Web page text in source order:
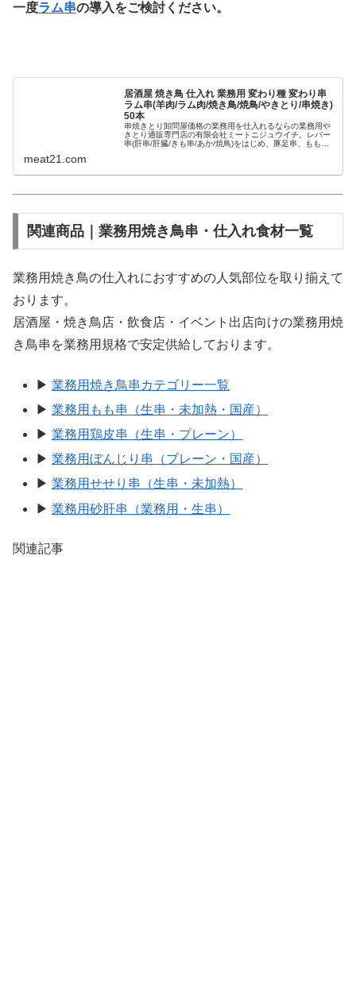
一度ラム串の導入をご検討ください。
居酒屋 焼き鳥 仕入れ 業務用 変わり種 変わり串
ラム串(羊肉/ラム肉/焼き鳥/焼鳥/やきとり/串焼き)
50本
串焼きとり卸問屋価格の業務用を仕入れるならの業務用や
きとり通販専門店の有限会社ミートニジュウイチ。レバー
串(肝串/肝臓/きも串/あか/焼鳥)をはじめ、豚足串、もも串
meat21.com
関連商品｜業務用焼き鳥串・仕入れ食材一覧
業務用焼き鳥の仕入れにおすすめの人気部位を取り揃えて
おります。
居酒屋・焼き鳥店・飲食店・イベント出店向けの業務用焼
き鳥串を業務用規格で安定供給しております。
▶業務用焼き鳥串カテゴリー一覧
▶業務用もも串（生串・未加熱・国産）
▶業務用鶏皮串（生串・プレーン）
▶業務用ぼんじり串（プレーン・国産）
▶業務用せせり串（生串・未加熱）
▶業務用砂肝串（業務用・生串）
関連記事